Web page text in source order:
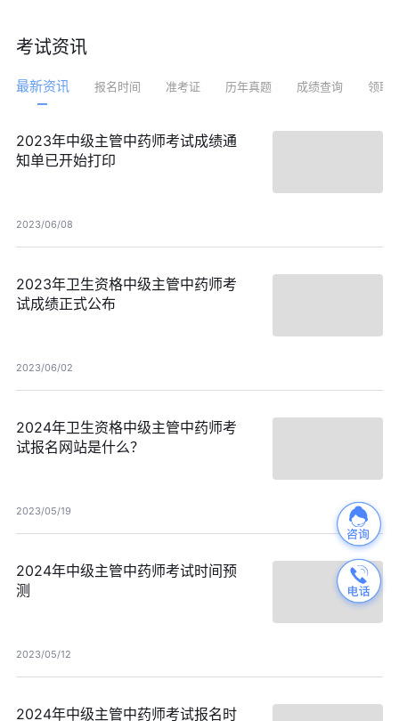
考试资讯
最新资讯 报名时间 准考证 历年真题 成绩查询 领取
2023年中级主管中药师考试成绩通
知单已开始打印
2023/06/08
2023年卫生资格中级主管中药师考
试成绩正式公布
2023/06/02
2024年卫生资格中级主管中药师考
试报名网站是什么？
2023/05/19
2024年中级主管中药师考试时间预
测
2023/05/12
2024年中级主管中药师考试报名时